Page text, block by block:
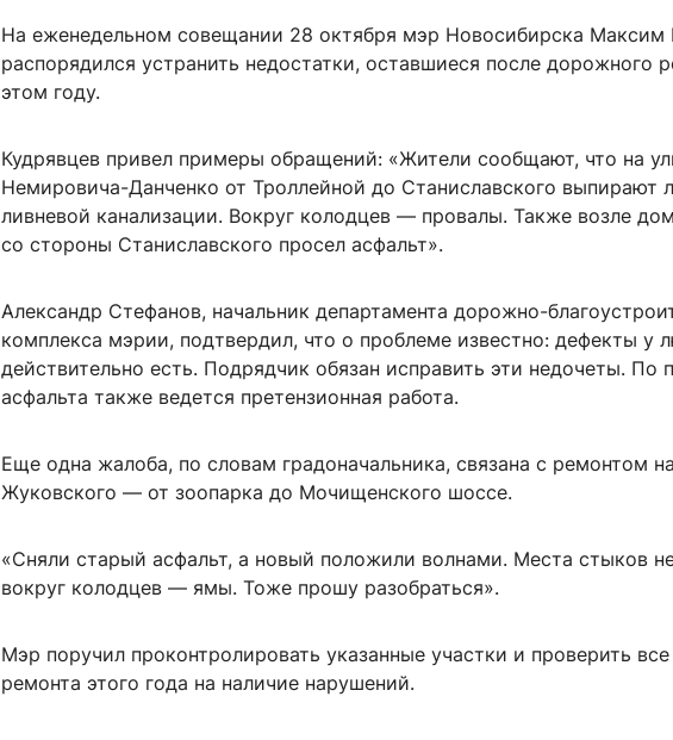
На еженедельном совещании 28 октября мэр Новосибирска Максим
распорядился устранить недостатки, оставшиеся после дорожного
этом году.
Кудрявцев привел примеры обращений: «Жители сообщают, что на
Немировича-Данченко от Троллейной до Станиславского выпирают
ливневой канализации. Вокруг колодцев — провалы. Также возле
со стороны Станиславского просел асфальт».
Александр Стефанов, начальник департамента дорожно-
комплекса мэрии, подтвердил, что о проблеме известно: дефекты у
действительно есть. Подрядчик обязан исправить эти недочеты. По
асфальта также ведется претензионная работа.
Еще одна жалоба, по словам градоначальника, связана с ремонтом
Жуковского — от зоопарка до Мочищенского шоссе.
«Сняли старый асфальт, а новый положили волнами. Места стыков
вокруг колодцев — ямы. Тоже прошу разобраться».
Мэр поручил проконтролировать указанные участки и проверить
ремонта этого года на наличие нарушений.